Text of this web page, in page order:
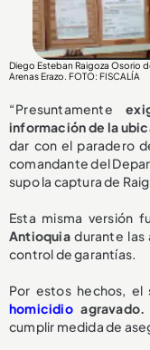
Diego Esteban Raigoza Osorio
Arenas Erazo . FOTO: FISCALÍA
“Presuntamente
información de la
dar con el paradero
comandante del
supo la captura de
Esta misma versión
Antioquiadurante las
control de garantías.
Por estos hechos, el
homicidioagravado.
cumplir medida de